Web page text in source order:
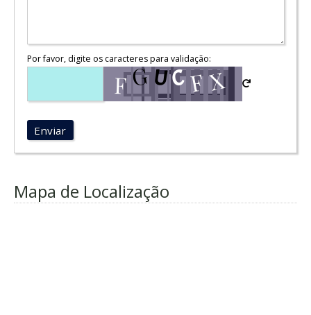
Por favor, digite os caracteres para validação:
Enviar
Mapa de Localização